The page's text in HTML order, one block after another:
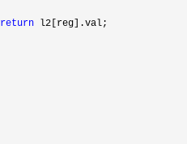
return l2[reg].val;